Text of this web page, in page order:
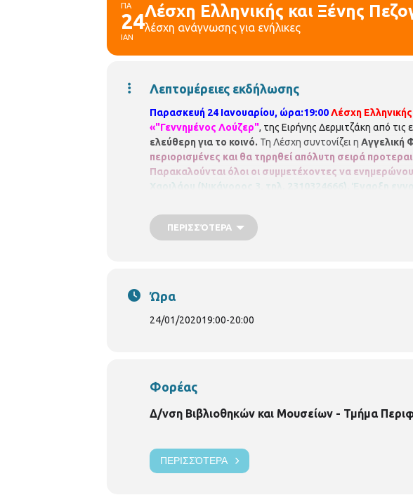
ΠΑ
24
ΙΑΝ
Λέσχη Ελληνικής και Ξένης
λέσχη ανάγνωσης για ενήλικες
Λεπτομέρειες εκδήλωσης
Παρασκευή 24 Ιανουαρίου, ώρα:19:00Λέσχη
«"Γεννημένος Λούζερ", της Ειρήνης Δερμιτζάκη από
ελεύθερη για το κοινό. Τη Λέσχη συντονίζει η Αγγελική
περιορισμένες και θα τηρηθεί απόλυτη σειρά
Παρακαλούνται όλοι οι συμμετέχοντες να
Χαριλάου (Νικάνορος 3, τηλ. 2310324666).
Έναρξη
Περιφερειακών Βιβλιοθηκών
https://www.facebook.com/
ΠΕΡΙΣΣΌΤΕΡΑ
Ώρα
24/01/202019:00-20:00
Φορέας
Δ/νση Βιβλιοθηκών και Μουσείων - Τμήμα
ΠΕΡΙΣΣΌΤΕΡΑ